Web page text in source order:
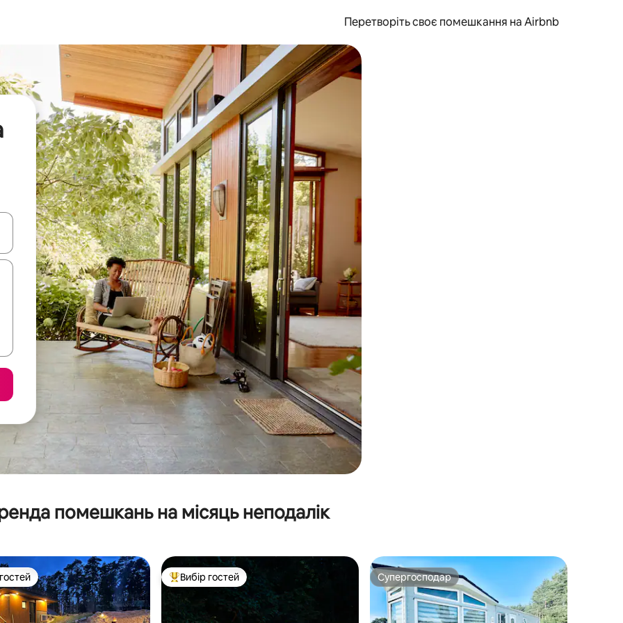
Перетворіть своє помешкання на Airbnb
навігації сторінкою клавіші зі стрілками вгору та вниз або жести дотику та гортання.
помешкань на місяць неподалік
гостей Топ вибір гостей
Вибір гостей Супергосподар
Супергосподар